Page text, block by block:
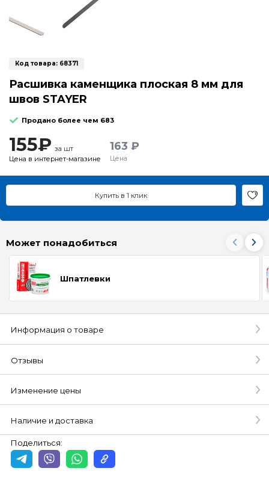
Код товара: 68371
Расшивка каменщика плоская 8 мм для
швов STAYER
Продано более чем 683
155₽ за шт
Цена в интернет-магазине
163 ₽
Цена
Купить в 1 клик
Может понадобиться
Шпатлевки
Информация о товаре
Отзывы
Изменение цены
Наличие и доставка
Поделиться: